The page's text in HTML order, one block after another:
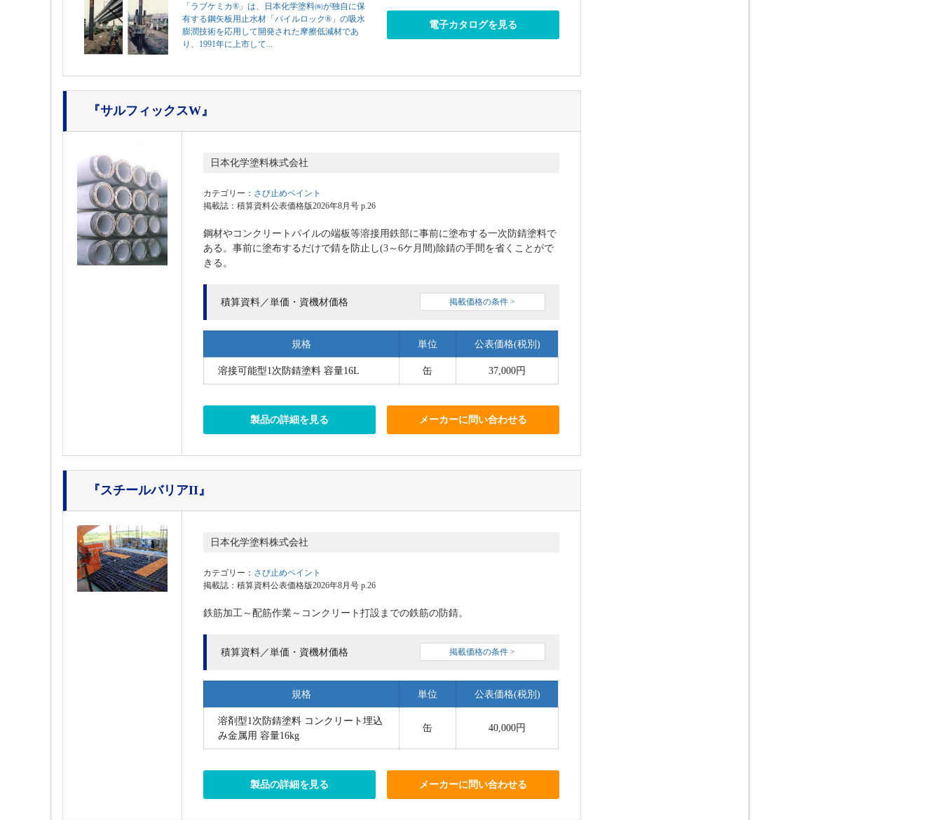
「ラブケミカ®」は、日本化学塗料㈱が独自に保
有する鋼矢板用止水材「パイルロック®」の吸水
膨潤技術を応用して開発された摩擦低減材であ
り、1991年に上市して...
電子カタログを見る
『サルフィックスW』
日本化学塗料株式会社
カテゴリー： さび止めペイント
掲載誌：積算資料公表価格版2026年8月号 p.26
鋼材やコンクリートパイルの端板等溶接用鉄部に事前に塗布する一次防錆塗料で
ある。事前に塗布するだけで錆を防止し(3～6ケ月間)除錆の手間を省くことがで
きる。
積算資料／単価・資機材価格 掲載価格の条件 >
規格 単位 公表価格(税別)
溶接可能型1次防錆塗料 容量16L 缶 37,000円
製品の詳細を見る メーカーに問い合わせる
『スチールバリアII』
日本化学塗料株式会社
カテゴリー： さび止めペイント
掲載誌：積算資料公表価格版2026年8月号 p.26
鉄筋加工～配筋作業～コンクリート打設までの鉄筋の防錆。
積算資料／単価・資機材価格 掲載価格の条件 >
規格 単位 公表価格(税別)
溶剤型1次防錆塗料 コンクリート埋込
み金属用 容量16kg
缶 40,000円
製品の詳細を見る メーカーに問い合わせる